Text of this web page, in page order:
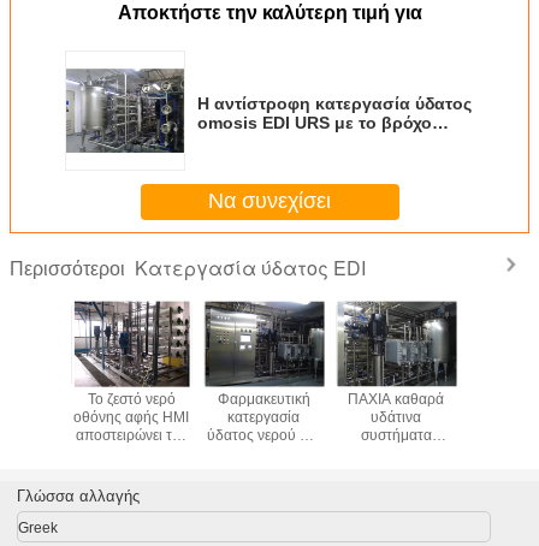
Αποκτήστε την καλύτερη τιμή για
Η αντίστροφη κατεργασία ύδατος
omosis EDI URS με το βρόχο
Να συνεχίσει
Περισσότεροι Κατεργασία ύδατος EDI
40Amp
Το ζεστό νερό
οθόνης αφής HMI
αποστειρώνει την
φαρμακείο
15m3/h
Φαρμακευτική
κατεργασία
ύδατος νερού RO
ελεγκτή PLC
ΠΑΧΙΑ καθαρά
υδάτινα
συστήματα
EDI για το
ύδατος -
Γλώσσα αλλαγής
Greek